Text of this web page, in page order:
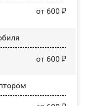
от 600 ₽
от 600 ₽